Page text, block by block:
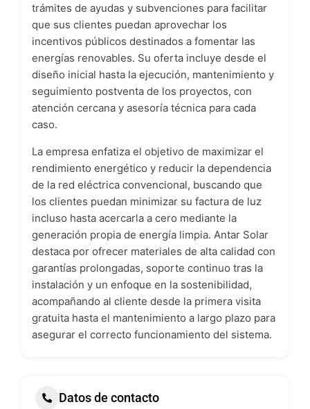
trámites de ayudas y subvenciones para facilitar
que sus clientes puedan aprovechar los
incentivos públicos destinados a fomentar las
energías renovables. Su oferta incluye desde el
diseño inicial hasta la ejecución, mantenimiento y
seguimiento postventa de los proyectos, con
atención cercana y asesoría técnica para cada
caso.
La empresa enfatiza el objetivo de maximizar el
rendimiento energético y reducir la dependencia
de la red eléctrica convencional, buscando que
los clientes puedan minimizar su factura de luz
incluso hasta acercarla a cero mediante la
generación propia de energía limpia. Antar Solar
destaca por ofrecer materiales de alta calidad con
garantías prolongadas, soporte continuo tras la
instalación y un enfoque en la sostenibilidad,
acompañando al cliente desde la primera visita
gratuita hasta el mantenimiento a largo plazo para
asegurar el correcto funcionamiento del sistema.
Datos de contacto